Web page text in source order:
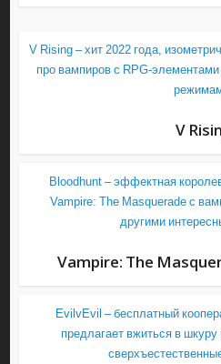
V Rising – хит 2022 года,
про вампиров с RPG-
V
Bloodhunt – эффектная
Vampire: The Masquerade с
другими
Vampire: The
EvilvEvil – бесплатный
предлагает вжиться в